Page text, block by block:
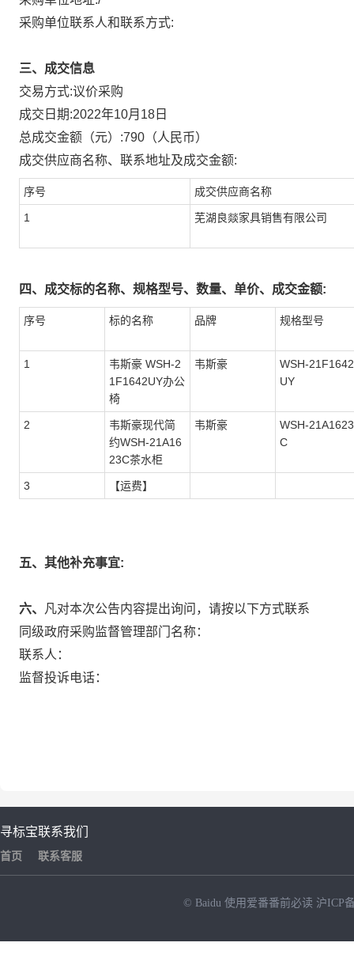
采购单位联系人和联系方式:
三、成交信息
交易方式:议价采购
成交日期:2022年10月18日
总成交金额（元）:790 （人民币）
成交供应商名称、联系地址及成交金额:
序号 成交供应商名称
1 芜湖良燚家具销售有限公司
四、成交标的名称、规格型号、数量、单价、成交金额:
序号 标的名称 品牌 规格型号
1
韦斯豪 WSH-2
1F1642UY办公
椅
韦斯豪
WSH-21F1642
UY
2
韦斯豪现代简
约WSH-21A16
23C茶水柜
韦斯豪
WSH-21A1623
C
3 【运费】
五、其他补充事宜:
六、
凡对本次公告内容提出询问，请按以下方式联系
同级政府采购监督管理部门名称：
联系人：
监督投诉电话：
寻标宝
首页
联系我们
联系客服
© Baidu 使用爱番番前必读 沪ICP